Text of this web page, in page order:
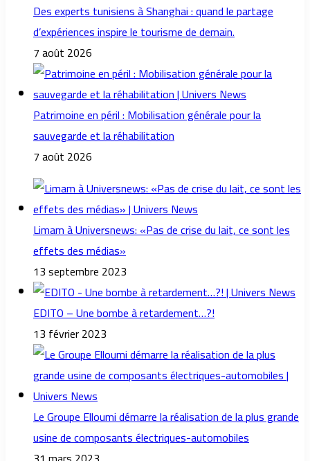
Des experts tunisiens à Shanghai : quand le partage
d’expériences inspire le tourisme de demain.
7 août 2026
Patrimoine en péril : Mobilisation générale pour la
sauvegarde et la réhabilitation
7 août 2026
Limam à Universnews: «Pas de crise du lait, ce sont les
effets des médias»
13 septembre 2023
EDITO – Une bombe à retardement…?!
13 février 2023
Le Groupe Elloumi démarre la réalisation de la plus grande
usine de composants électriques-automobiles